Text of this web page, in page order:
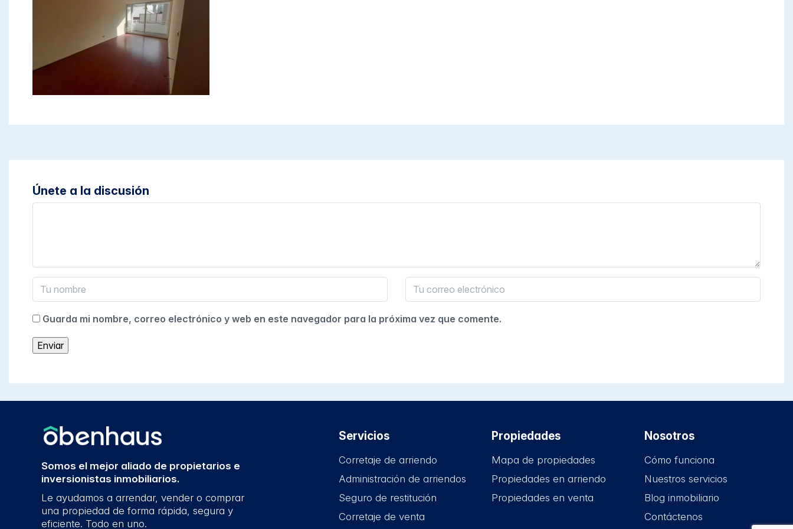
Únete a la discusión
Guarda mi nombre, correo electrónico y web en este navegador para la próxima vez que comente.
Somos el mejor aliado de propietarios e
inversionistas inmobiliarios.
Le ayudamos a arrendar, vender o comprar
una propiedad de forma rápida, segura y
eficiente. Todo en uno.
Servicios
Corretaje de arriendo
Administración de arriendos
Seguro de restitución
Corretaje de venta
Propiedades
Mapa de propiedades
Propiedades en arriendo
Propiedades en venta
Nosotros
Cómo funciona
Nuestros servicios
Blog inmobiliario
Contáctenos